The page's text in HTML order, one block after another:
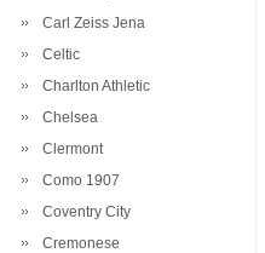
Carl Zeiss Jena
Celtic
Charlton Athletic
Chelsea
Clermont
Como 1907
Coventry City
Cremonese